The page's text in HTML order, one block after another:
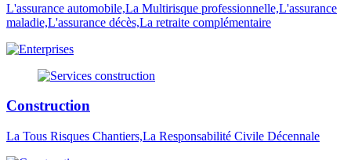
L'assurance automobile,La Multirisque professionnelle,L'assurance
maladie,L'assurance décès,La retraite complémentaire
Construction
La Tous Risques Chantiers,La Responsabilité Civile Décennale